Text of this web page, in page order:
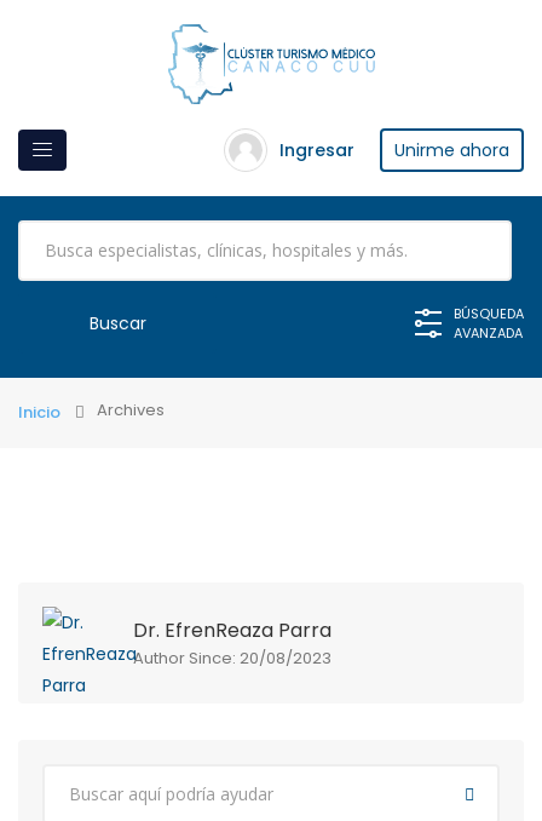
Ingresar Unirme ahora
BÚSQUEDA
AVANZADA
Inicio Archives
Dr. EfrenReaza Parra
Author Since: 20/08/2023